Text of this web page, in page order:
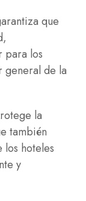
que
para los
general de la
la
también
hoteles
y